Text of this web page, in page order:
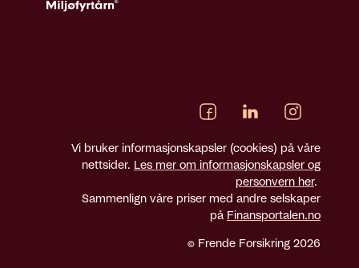
Vi bruker informasjonskapsler (cookies) på våre
nettsider. Les mer om informasjonskapsler og
personvern her.
Sammenlign våre priser med andre selskaper
på Finansportalen.no
© Frende Forsikring 2026